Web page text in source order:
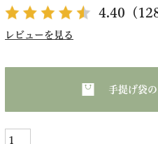
4.40 （
レビューを見る
手提げ袋